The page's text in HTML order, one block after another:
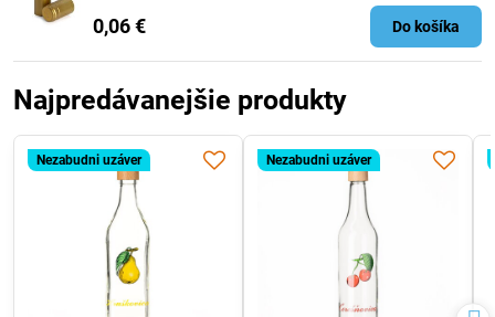
0,06 € Do košíka
Najpredávanejšie produkty
Nezabudni uzáver Nezabudni uzáver